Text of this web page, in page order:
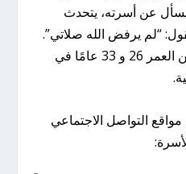
عن أسرته، يتحدث
“لم يرفض الله صلاتي”.
كما تم إنقاذ رجلين يبلغان من العمر 26 و 33 عامًا في
التواصل الاجتماعي